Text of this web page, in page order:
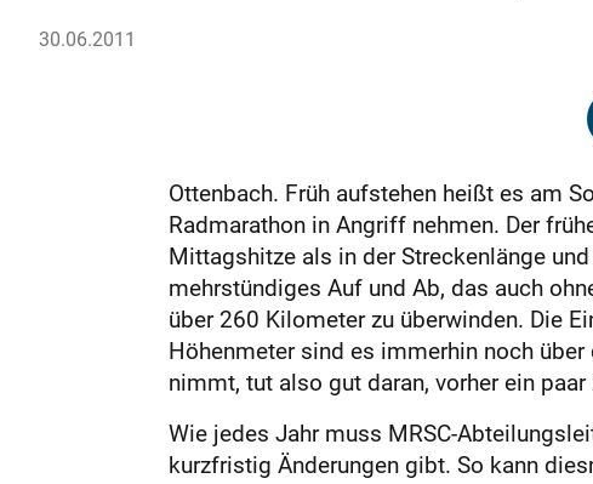
30.06.2011
Ottenbach. Früh aufstehen heißt es am
Radmarathon in Angriff nehmen. Der
Mittagshitze als in der Streckenlänge
mehrstündiges Auf und Ab, das auch
über 260 Kilometer zu überwinden. Die
Höhenmeter sind es immerhin noch
nimmt, tut also gut daran, vorher ein
Wie jedes Jahr muss MRSC-
kurzfristig Änderungen gibt. So kann